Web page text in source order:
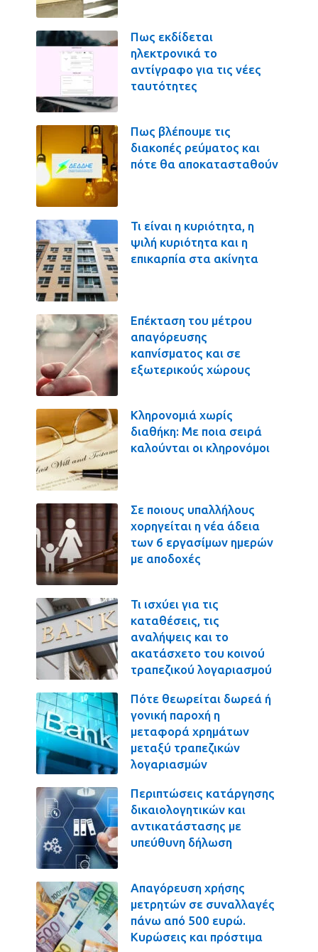
Πως εκδίδεται
ηλεκτρονικά το
αντίγραφο για τις νέες
ταυτότητες
Πως βλέπουμε τις
διακοπές ρεύματος και
πότε θα αποκατασταθούν
Τι είναι η κυριότητα, η
ψιλή κυριότητα και η
επικαρπία στα ακίνητα
Επέκταση του μέτρου
απαγόρευσης
καπνίσματος και σε
εξωτερικούς χώρους
Κληρονομιά χωρίς
διαθήκη: Με ποια σειρά
καλούνται οι κληρονόμοι
Σε ποιους υπαλλήλους
χορηγείται η νέα άδεια
των 6 εργασίμων ημερών
με αποδοχές
Τι ισχύει για τις
καταθέσεις, τις
αναλήψεις και το
ακατάσχετο του κοινού
τραπεζικού λογαριασμού
Πότε θεωρείται δωρεά ή
γονική παροχή η
μεταφορά χρημάτων
μεταξύ τραπεζικών
λογαριασμών
Περιπτώσεις κατάργησης
δικαιολογητικών και
αντικατάστασης με
υπεύθυνη δήλωση
Απαγόρευση χρήσης
μετρητών σε συναλλαγές
πάνω από 500 ευρώ.
Κυρώσεις και πρόστιμα